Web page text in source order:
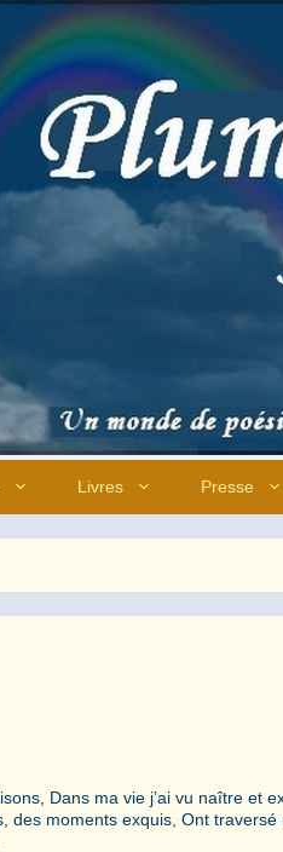
Livres Presse
Dans ma vie j’ai vu naître et
des moments exquis, Ont